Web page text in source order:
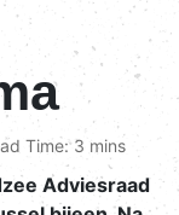
Time: 3 mins
Adviesraad